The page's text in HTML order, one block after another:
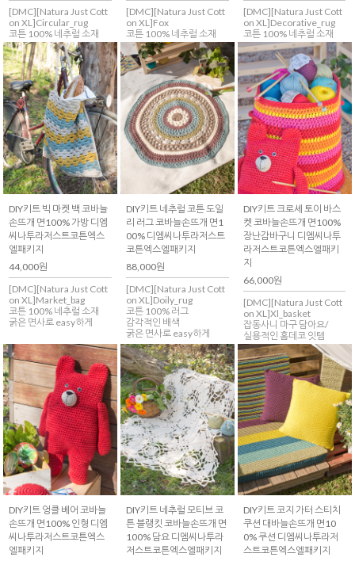
[DMC][Natura Just Cott
on XL]Circular_rug
코튼 100% 네추럴 소재
[DMC][Natura Just Cott
on XL]Fox
코튼 100% 네추럴 소재
[DMC][Natura Just Cott
on XL]Decorative_rug
코튼 100% 네추럴 소재
DIY키트 빅 마켓 백 코바늘
손뜨개 면100% 가방 디엠
씨나투라저스트코튼엑스
엘패키지
44,000원
[DMC][Natura Just Cott
on XL]Market_bag
코튼 100% 네추럴 소재
굵은 면사로 easy하게
DIY키트 네추럴 코튼 도일
리 러그 코바늘손뜨개 면1
00% 디엠씨나투라저스트
코튼엑스엘패키지
88,000원
[DMC][Natura Just Cott
on XL]Doily_rug
코튼 100% 러그
감각적인 배색
굵은 면사로 easy하게
DIY키트 크로셰 토이 바스
켓 코바늘손뜨개 면100%
장난감바구니 디엠씨나투
라저스트코튼엑스엘패키
지
66,000원
[DMC][Natura Just Cott
on XL]Xl_basket
잡동사니 마구 담아요/
실용적인 홈데코 잇템
DIY키트 엉클 베어 코바늘
손뜨개 면100% 인형 디엠
씨나투라저스트코튼엑스
엘패키지
DIY키트 네추럴 모티브 코
튼 블랭킷 코바늘손뜨개 면
100% 담요 디엠씨나투라
저스트코튼엑스엘패키지
DIY키트 코지 가터 스티치
쿠션 대바늘손뜨개 면10
0% 쿠션 디엠씨나투라저
스트코튼엑스엘패키지